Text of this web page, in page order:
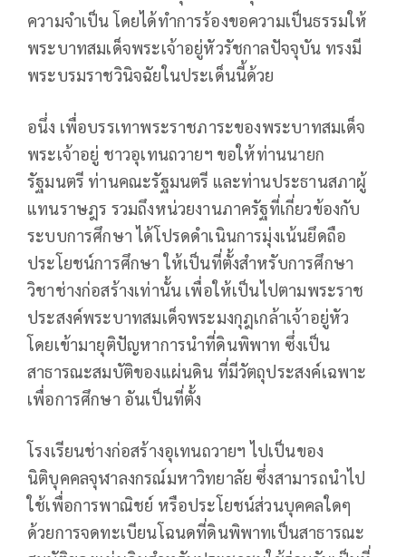
ความจำเป็น โดยได้ทำการร้องขอความเป็นธรรมให้
พระบาทสมเด็จพระเจ้าอยู่หัวรัชกาลปัจจุบัน ทรงมี
พระบรมราชวินิจฉัยในประเด็นนี้ด้วย
อนึ่ง เพื่อบรรเทาพระราชภาระของพระบาทสมเด็จ
พระเจ้าอยู่ ชาวอุเทนถวายฯ ขอให้ท่านนายก
รัฐมนตรี ท่านคณะรัฐมนตรี และท่านประธานสภาผู้
แทนราษฎร รวมถึงหน่วยงานภาครัฐที่เกี่ยวข้องกับ
ระบบการศึกษา ได้โปรดดำเนินการมุ่งเน้นยึดถือ
ประโยชน์การศึกษา ให้เป็นที่ตั้งสำหรับการศึกษา
วิชาช่างก่อสร้างเท่านั้น เพื่อให้เป็นไปตามพระราช
ประสงค์พระบาทสมเด็จพระมงกุฎเกล้าเจ้าอยู่หัว
โดยเข้ามายุติปัญหาการนำที่ดินพิพาท ซึ่งเป็น
สาธารณะสมบัติของแผ่นดิน ที่มีวัตถุประสงค์เฉพาะ
เพื่อการศึกษา อันเป็นที่ตั้ง
โรงเรียนช่างก่อสร้างอุเทนถวายฯ ไปเป็นของ
นิติบุคคลจุฬาลงกรณ์มหาวิทยาลัย ซึ่งสามารถนำไป
ใช้เพื่อการพาณิชย์ หรือประโยชน์ส่วนบุคคลใดๆ
ด้วยการจดทะเบียนโฉนดที่ดินพิพาทเป็นสาธารณะ